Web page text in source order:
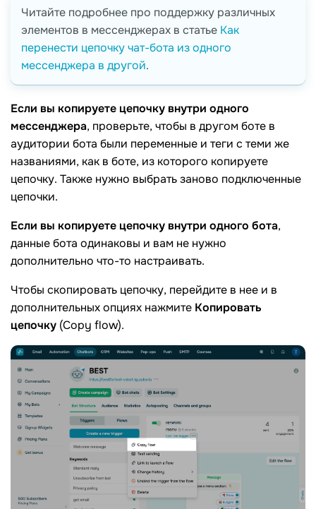
Читайте подробнее про поддержку различных
элементов в мессенджерах в статье Как
перенести цепочку чат-бота из одного
мессенджера в другой.
Если вы копируете цепочку внутри одного
мессенджера, проверьте, чтобы в другом боте в
аудитории бота были переменные и теги с теми же
названиями, как в боте, из которого копируете
цепочку. Также нужно выбрать заново подключенные
цепочки.
Если вы копируете цепочку внутри одного бота,
данные бота одинаковы и вам не нужно
дополнительно что-то настраивать.
Чтобы скопировать цепочку, перейдите в нее и в
дополнительных опциях нажмите Копировать
цепочку (Copy flow).